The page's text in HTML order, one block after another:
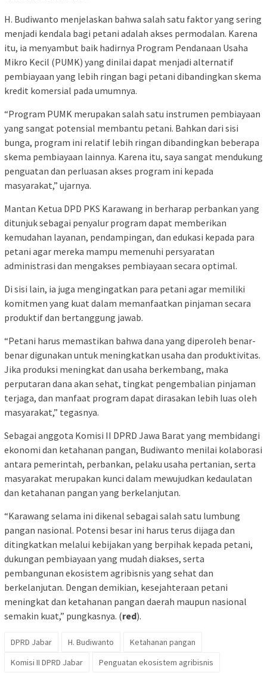
H. Budiwanto menjelaskan bahwa salah satu faktor yang sering
menjadi kendala bagi petani adalah akses permodalan. Karena
itu, ia menyambut baik hadirnya Program Pendanaan Usaha
Mikro Kecil (PUMK) yang dinilai dapat menjadi alternatif
pembiayaan yang lebih ringan bagi petani dibandingkan skema
kredit komersial pada umumnya.
“Program PUMK merupakan salah satu instrumen pembiayaan
yang sangat potensial membantu petani. Bahkan dari sisi
bunga, program ini relatif lebih ringan dibandingkan beberapa
skema pembiayaan lainnya. Karena itu, saya sangat mendukung
penguatan dan perluasan akses program ini kepada
masyarakat,” ujarnya.
Mantan Ketua DPD PKS Karawang in berharap perbankan yang
ditunjuk sebagai penyalur program dapat memberikan
kemudahan layanan, pendampingan, dan edukasi kepada para
petani agar mereka mampu memenuhi persyaratan
administrasi dan mengakses pembiayaan secara optimal.
Di sisi lain, ia juga mengingatkan para petani agar memiliki
komitmen yang kuat dalam memanfaatkan pinjaman secara
produktif dan bertanggung jawab.
“Petani harus memastikan bahwa dana yang diperoleh benar-
benar digunakan untuk meningkatkan usaha dan produktivitas.
Jika produksi meningkat dan usaha berkembang, maka
perputaran dana akan sehat, tingkat pengembalian pinjaman
terjaga, dan manfaat program dapat dirasakan lebih luas oleh
masyarakat,” tegasnya.
Sebagai anggota Komisi II DPRD Jawa Barat yang membidangi
ekonomi dan ketahanan pangan, Budiwanto menilai kolaborasi
antara pemerintah, perbankan, pelaku usaha pertanian, serta
masyarakat merupakan kunci dalam mewujudkan kedaulatan
dan ketahanan pangan yang berkelanjutan.
“Karawang selama ini dikenal sebagai salah satu lumbung
pangan nasional. Potensi besar ini harus terus dijaga dan
ditingkatkan melalui kebijakan yang berpihak kepada petani,
dukungan pembiayaan yang mudah diakses, serta
pembangunan ekosistem agribisnis yang sehat dan
berkelanjutan. Dengan demikian, kesejahteraan petani
meningkat dan ketahanan pangan daerah maupun nasional
semakin kuat,” pungkasnya. (red).
DPRD Jabar H. Budiwanto
Ketahanan pangan
Komisi II DPRD Jabar
Penguatan ekosistem agribisnis